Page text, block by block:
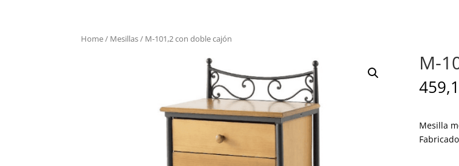
Home/ Mesillas/ M-101,2 con doble cajón
M-
Mesilla